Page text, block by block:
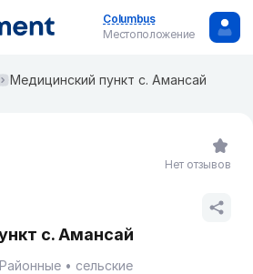
Columbus
Местоположение
Медицинский пункт с. Амансай
с. Амансай
Районные
сельские
Нет отзывов